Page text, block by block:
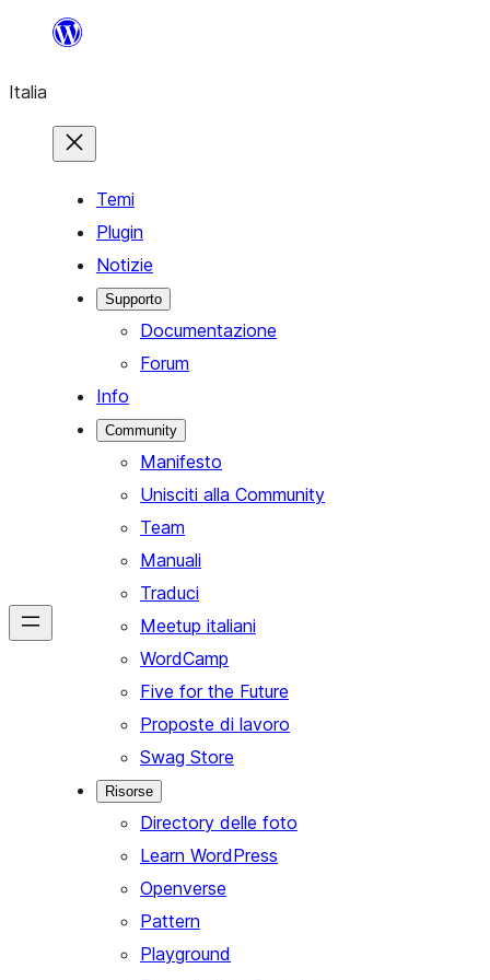
contenuto
Italia
Temi
Plugin
Notizie
Supporto
Documentazione
Forum
Info
Community
Manifesto
Unisciti alla Community
Team
Manuali
Traduci
Meetup italiani
WordCamp
Five for the Future
Proposte di lavoro
Swag Store
Risorse
Directory delle foto
Learn WordPress
Openverse
Pattern
Playground